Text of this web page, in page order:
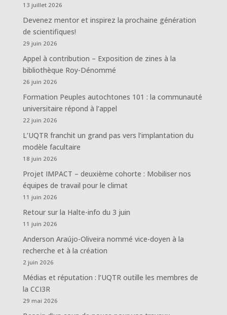
13 juillet 2026
Devenez mentor et inspirez la prochaine génération
de scientifiques!
29 juin 2026
Appel à contribution – Exposition de zines à la
bibliothèque Roy-Dénommé
26 juin 2026
Formation Peuples autochtones 101 : la communauté
universitaire répond à l’appel
22 juin 2026
L’UQTR franchit un grand pas vers l’implantation du
modèle facultaire
18 juin 2026
Projet IMPACT – deuxième cohorte : Mobiliser nos
équipes de travail pour le climat
11 juin 2026
Retour sur la Halte-info du 3 juin
11 juin 2026
Anderson Araújo-Oliveira nommé vice-doyen à la
recherche et à la création
2 juin 2026
Médias et réputation : l’UQTR outille les membres de
la CCI3R
29 mai 2026